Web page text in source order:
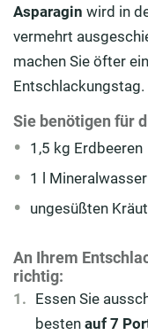
Asparagin wird in
vermehrt
machen Sie öfter
Entschlackungstag.
Sie benötigen für
1,5 kg Erdbeeren
1 l Mineralwasser
ungesüßten
An Ihrem
richtig:
Essen Sie
besten auf 7